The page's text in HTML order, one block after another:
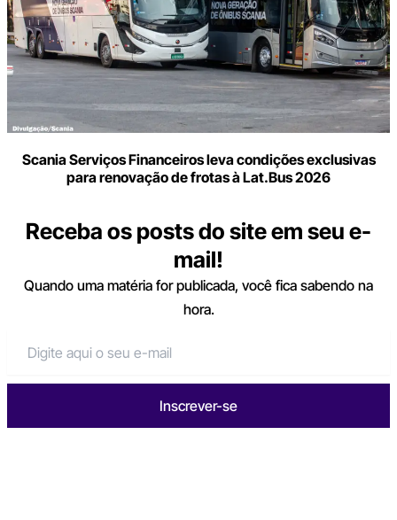
Scania Serviços Financeiros leva condições exclusivas
para renovação de frotas à Lat.Bus 2026
Receba os posts do site em seu e-
mail!
Quando uma matéria for publicada, você fica sabendo na
hora.
Inscrever-se